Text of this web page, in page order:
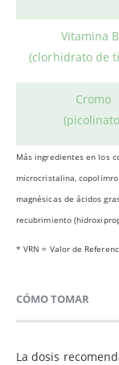
Vitamina
(clorhidrato de
Cromo
Más ingredientes en los
microcristalina,
magnésicas de ácidos
recubrimiento
* VRN = Valor de
CÓMO TOMAR
La dosis